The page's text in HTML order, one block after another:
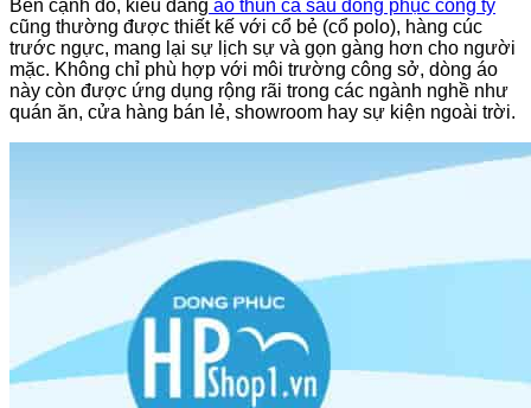
Bên cạnh đó, kiểu dáng áo thun cá sấu đồng phục công ty
cũng thường được thiết kế với cổ bẻ (cổ polo), hàng cúc
trước ngực, mang lại sự lịch sự và gọn gàng hơn cho người
mặc. Không chỉ phù hợp với môi trường công sở, dòng áo
này còn được ứng dụng rộng rãi trong các ngành nghề như
quán ăn, cửa hàng bán lẻ, showroom hay sự kiện ngoài trời.